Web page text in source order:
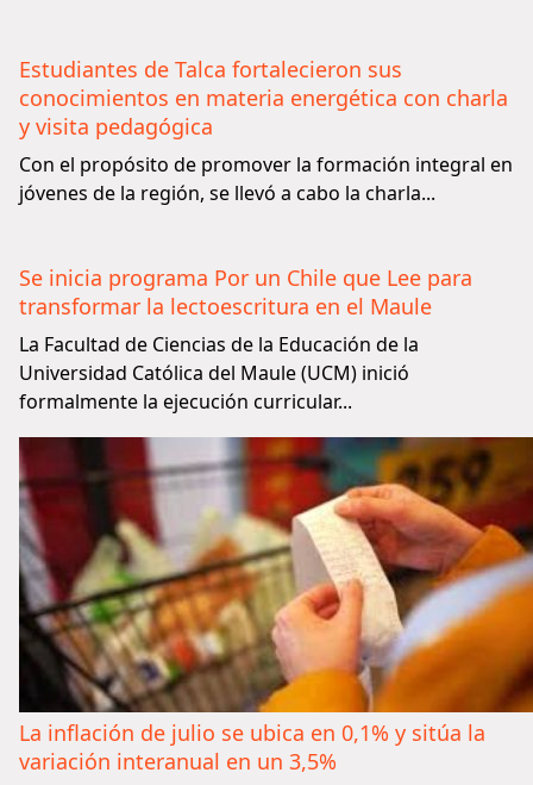
Estudiantes de Talca fortalecieron sus
conocimientos en materia energética con charla
y visita pedagógica
Con el propósito de promover la formación integral en
jóvenes de la región, se llevó a cabo la charla...
Se inicia programa Por un Chile que Lee para
transformar la lectoescritura en el Maule
La Facultad de Ciencias de la Educación de la
Universidad Católica del Maule (UCM) inició
formalmente la ejecución curricular...
La inflación de julio se ubica en 0,1% y sitúa la
variación interanual en un 3,5%